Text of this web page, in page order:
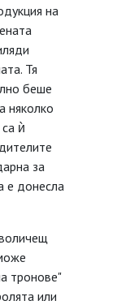
на
Тя
беше
няколко
ѝ
за
е донесла
тронове"
или